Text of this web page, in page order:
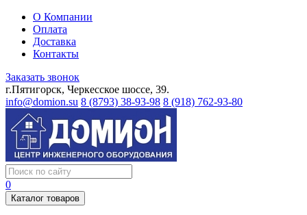
О Компании
Оплата
Доставка
Контакты
Заказать звонок
г.Пятигорск, Черкесское шоссе, 39.
info@domion.su 8 (8793) 38-93-98 8 (918) 762-93-80
0
Каталог товаров